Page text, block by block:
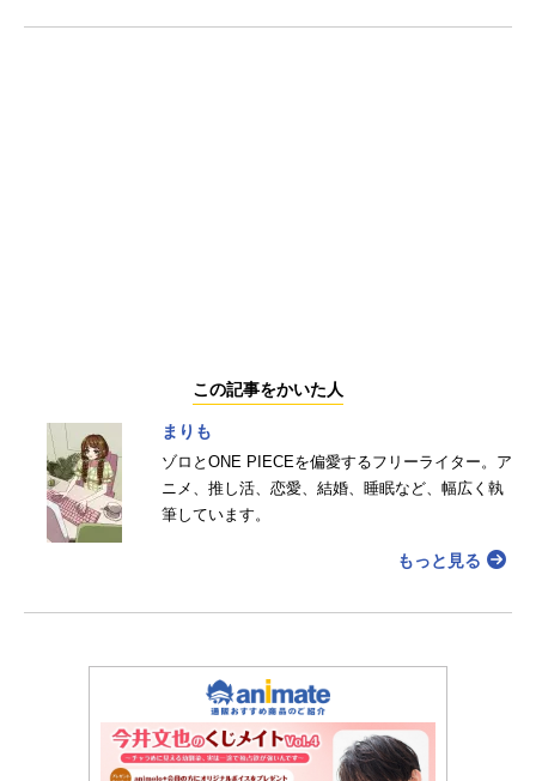
この記事をかいた人
まりも
ゾロとONE PIECEを偏愛するフリーライター。ア
ニメ、推し活、恋愛、結婚、睡眠など、幅広く執
筆しています。
もっと見る